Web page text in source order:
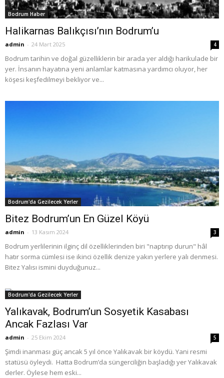
Bodrum Haber
Halikarnas Balıkçısı’nın Bodrum’u
admin - 24 Mart 2025 4
Bodrum tarihin ve doğal güzelliklerin bir arada yer aldığı harikulade bir
yer. İnsanın hayatına yeni anlamlar katmasına yardımcı oluyor, her
köşesi keşfedilmeyi bekliyor ve...
Bodrum'da Gezilecek Yerler
Bitez Bodrum’un En Güzel Köyü
admin - 13 Kasım 2024 3
Bodrum yerlilerinin ilginç dil özelliklerinden biri "naptırıp durun" hâl
hatır sorma cümlesi ise ikinci özellik denize yakın yerlere yalı denmesi.
Bitez Yalısı ismini duyduğunuz...
Bodrum'da Gezilecek Yerler
Yalıkavak, Bodrum’un Sosyetik Kasabası
Ancak Fazlası Var
admin - 25 Ekim 2024 5
Şimdi inanması güç ancak 5 yıl önce Yalıkavak bir köydü. Yani resmi
statüsü öyleydi. Hatta Bodrum’da süngerciliğin başladığı yer Yalıkavak
derler. Öylese hem eski...